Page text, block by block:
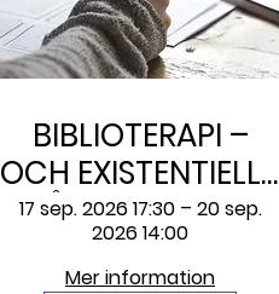
BIBLIOTERAPI –
OCH EXISTENTIELLA
FRÅGOR Längtan
och tillhörighet
17 sep. 2026 17:30 – 20 sep.
2026 14:00
Mer information